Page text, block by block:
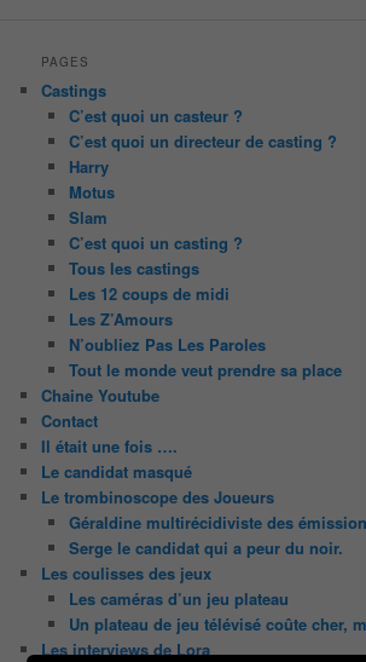
PAGES
Castings
C’est quoi un casteur ?
C’est quoi un directeur de casting ?
Harry
Motus
Slam
C’est quoi un casting ?
Tous les castings
Les 12 coups de midi
Les Z’Amours
N’oubliez Pas Les Paroles
Tout le monde veut prendre sa place
Chaine Youtube
Contact
Il était une fois ….
Le candidat masqué
Le trombinoscope des Joueurs
Géraldine multirécidiviste des
Serge le candidat qui a peur du noir.
Les coulisses des jeux
Les caméras d’un jeu plateau
Un plateau de jeu télévisé coûte cher,
Les interviews de Lora